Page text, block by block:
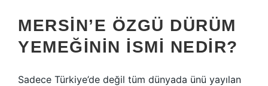
MERSIN’E ÖZGÜ DÜRÜM
YEMEĞININ ISMI NEDIR?
Sadece Türkiye’de değil tüm dünyada ünü yayılan